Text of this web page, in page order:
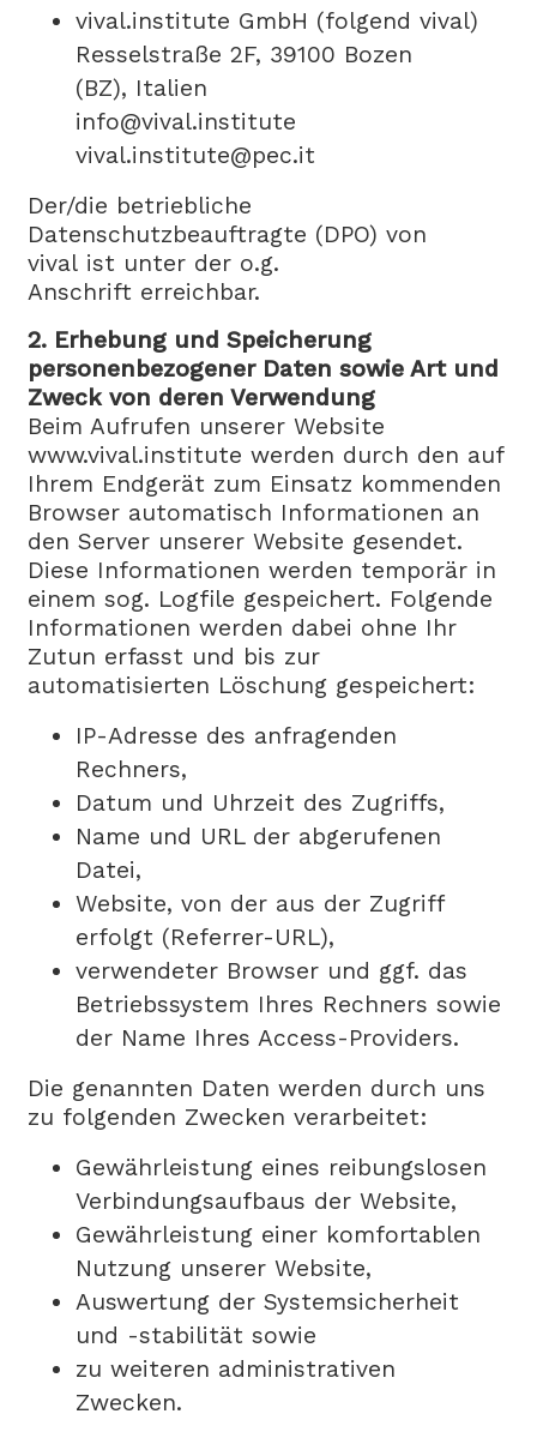
vival.institute GmbH (folgend vival)
Resselstraße 2F, 39100 Bozen
(BZ), Italien
info@vival.institute
vival.institute@pec.it
Der/die betriebliche
Datenschutzbeauftragte (DPO) von
vival ist unter der o.g.
Anschrift erreichbar.
2. Erhebung und Speicherung
personenbezogener Daten sowie Art und
Zweck von deren Verwendung
Beim Aufrufen unserer Website
www.vival.institute werden durch den auf
Ihrem Endgerät zum Einsatz kommenden
Browser automatisch Informationen an
den Server unserer Website gesendet.
Diese Informationen werden temporär in
einem sog. Logfile gespeichert. Folgende
Informationen werden dabei ohne Ihr
Zutun erfasst und bis zur
automatisierten Löschung gespeichert:
IP-Adresse des anfragenden
Rechners,
Datum und Uhrzeit des Zugriffs,
Name und URL der abgerufenen
Datei,
Website, von der aus der Zugriff
erfolgt (Referrer-URL),
verwendeter Browser und ggf. das
Betriebssystem Ihres Rechners sowie
der Name Ihres Access-Providers.
Die genannten Daten werden durch uns
zu folgenden Zwecken verarbeitet:
Gewährleistung eines reibungslosen
Verbindungsaufbaus der Website,
Gewährleistung einer komfortablen
Nutzung unserer Website,
Auswertung der Systemsicherheit
und -stabilität sowie
zu weiteren administrativen
Zwecken.